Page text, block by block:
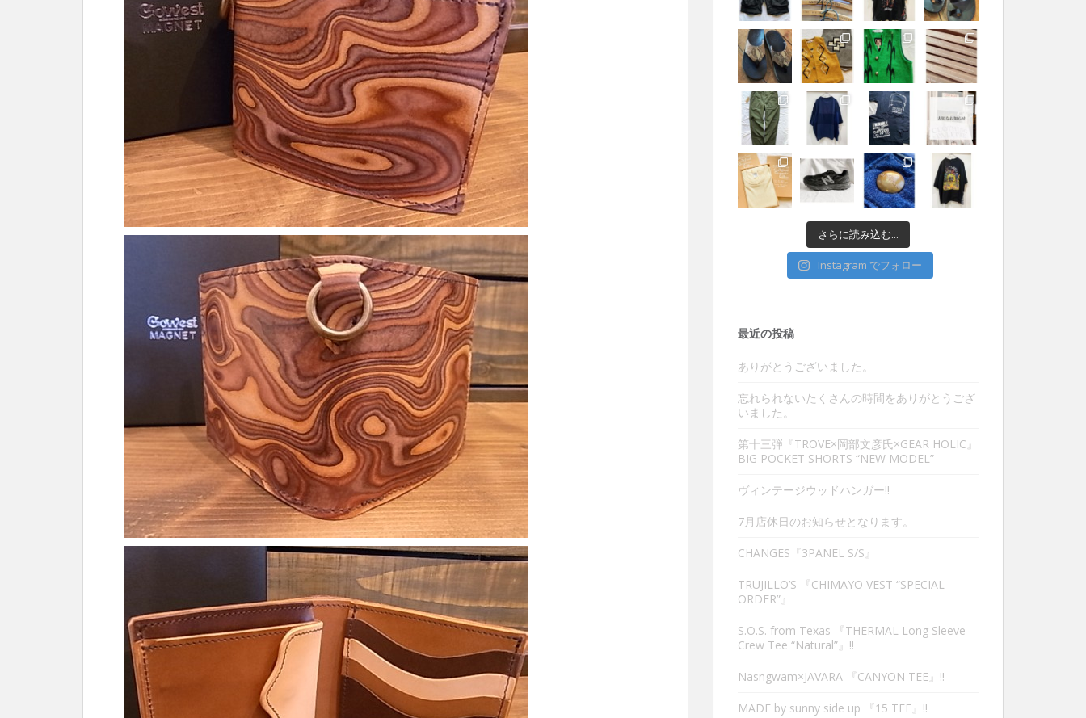
さらに読み込む...
Instagram でフォロー
最近の投稿
ありがとうございました。
忘れられないたくさんの時間をありがとうござ
いました。
第十三弾『TROVE×岡部文彦氏×GEAR HOLIC』
BIG POCKET SHORTS “NEW MODEL”
ヴィンテージウッドハンガー‼︎
7月店休日のお知らせとなります。
CHANGES『3PANEL S/S』
TRUJILLO’S 『CHIMAYO VEST “SPECIAL
ORDER”』
S.O.S. from Texas 『THERMAL Long Sleeve
Crew Tee “Natural”』‼︎
Nasngwam×JAVARA 『CANYON TEE』‼︎
MADE by sunny side up 『15 TEE』‼︎